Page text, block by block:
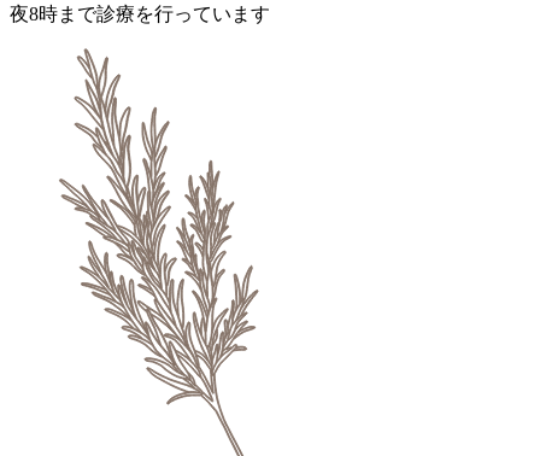
夜8時まで診療を行っています